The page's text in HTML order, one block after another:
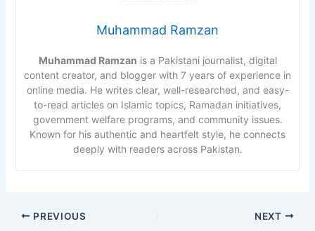
Muhammad Ramzan
Muhammad Ramzan is a Pakistani journalist, digital
content creator, and blogger with 7 years of experience in
online media. He writes clear, well-researched, and easy-
to-read articles on Islamic topics, Ramadan initiatives,
government welfare programs, and community issues.
Known for his authentic and heartfelt style, he connects
deeply with readers across Pakistan.
PREVIOUS NEXT